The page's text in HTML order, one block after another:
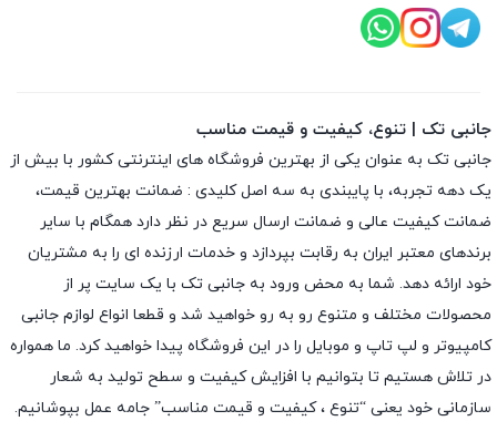
جانبی تک | تنوع، کیفیت و قیمت مناسب
جانبی تک به عنوان یکی از بهترین فروشگاه های اینترنتی کشور با بیش از
یک دهه تجربه، با پایبندی به سه اصل کلیدی : ضمانت بهترین قیمت،
ضمانت کیفیت عالی و ضمانت ارسال سریع در نظر دارد همگام با سایر
برندهای معتبر ایران به رقابت بپردازد و خدمات ارزنده ای را به مشتریان
خود ارائه دهد. شما به محض ورود به جانبی تک با یک سایت پر از
محصولات مختلف و متنوع رو به رو خواهید شد و قطعا انواع لوازم جانبی
کامپیوتر و لپ تاپ و موبایل را در این فروشگاه پیدا خواهید کرد. ما همواره
در تلاش هستیم تا بتوانیم با افزایش کیفیت و سطح تولید به شعار
سازمانی خود یعنی “تنوع ، کیفیت و قیمت مناسب” جامه عمل بپوشانیم.